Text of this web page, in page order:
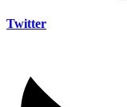
Twitter